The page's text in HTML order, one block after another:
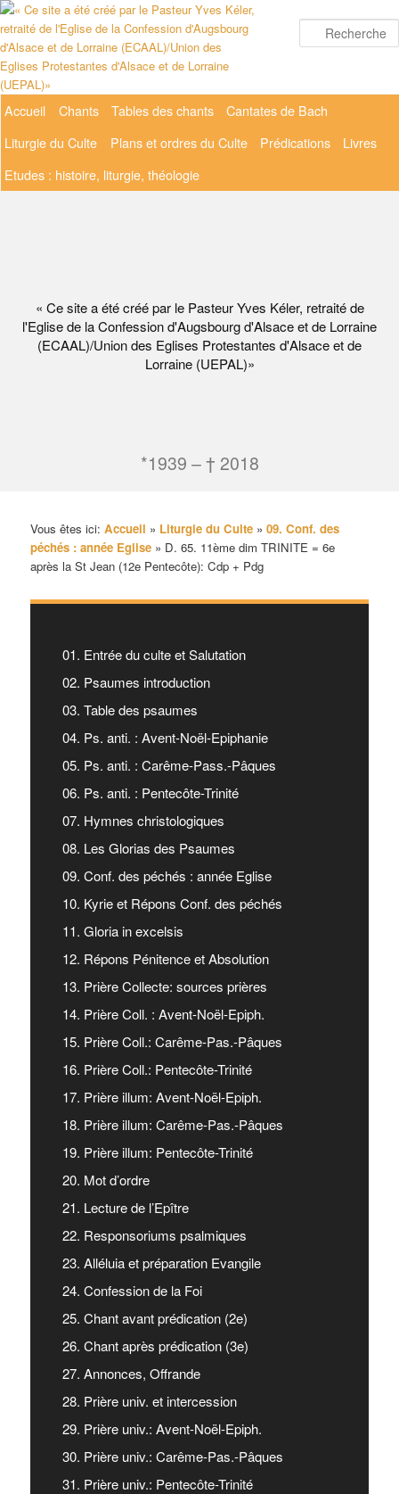
Aller
au
contenu
principal
« Ce site a été créé par le Pasteur Yves Kéler, retraité de
l'Eglise de la Confession d'Augsbourg d'Alsace et de Lorraine
(ECAAL)/Union des Eglises Protestantes d'Alsace et de
Lorraine (UEPAL)»
*1939 – † 2018
Menu
Accueil Chants Tables des chants
Cantates de Bach
Liturgie du Culte
Plans et ordres du Culte Prédications
Livres
Etudes : histoire, liturgie, théologie
Vous êtes ici:Accueil » Liturgie du Culte »09. Conf. des
péchés : année Eglise » D. 65. 11ème dim TRINITE = 6e
après la St Jean (12e Pentecôte): Cdp + Pdg
01. Entrée du culte et Salutation
02. Psaumes introduction
03. Table des psaumes
04. Ps. anti. : Avent-Noël-Epiphanie
05. Ps. anti. : Carême-Pass.-Pâques
06. Ps. anti. : Pentecôte-Trinité
07. Hymnes christologiques
08. Les Glorias des Psaumes
09. Conf. des péchés : année Eglise
10. Kyrie et Répons Conf. des péchés
11. Gloria in excelsis
12. Répons Pénitence et Absolution
13. Prière Collecte: sources prières
14. Prière Coll. : Avent-Noël-Epiph.
15. Prière Coll.: Carême-Pas.-Pâques
16. Prière Coll.: Pentecôte-Trinité
17. Prière illum: Avent-Noël-Epiph.
18. Prière illum: Carême-Pas.-Pâques
19. Prière illum: Pentecôte-Trinité
20. Mot d’ordre
21. Lecture de l’Epître
22. Responsoriums psalmiques
23. Alléluia et préparation Evangile
24. Confession de la Foi
25. Chant avant prédication (2e)
26. Chant après prédication (3e)
27. Annonces, Offrande
28. Prière univ. et intercession
29. Prière univ.: Avent-Noël-Epiph.
30. Prière univ.: Carême-Pas.-Pâques
31. Prière univ.: Pentecôte-Trinité